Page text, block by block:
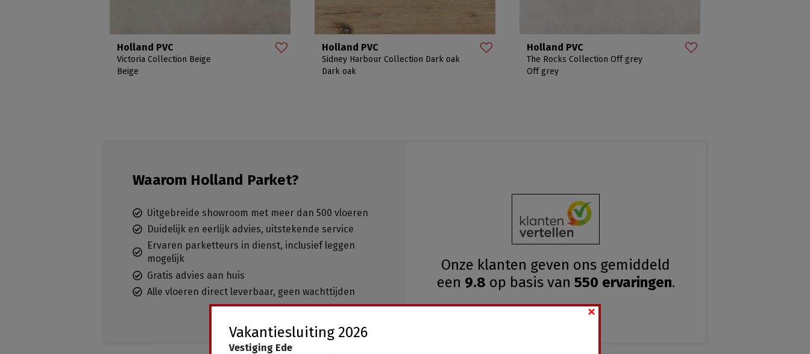
Holland PVC
Victoria Collection Beige
Beige
Holland PVC
Sidney Harbour Collection Dark oak
Dark oak
Holland PVC
The Rocks Collection Off grey
Off grey
Waarom Holland Parket?
Uitgebreide showroom met meer dan 500 vloeren
Duidelijk en eerlijk advies, uitstekende service
Ervaren parketteurs in dienst, inclusief leggen
mogelijk
Gratis advies aan huis
Alle vloeren direct leverbaar, geen wachttijden
Onze klanten geven ons gemiddeld
een 9.8 op basis van 550 ervaringen.
Vakantiesluiting 2026
Vestiging Ede
×